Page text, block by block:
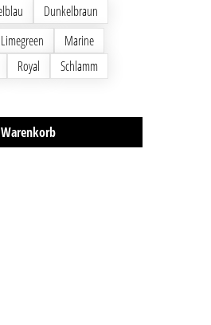
Dunkelbraun
Limegreen
Marine
Royal
Schlamm
ein oder benutze die